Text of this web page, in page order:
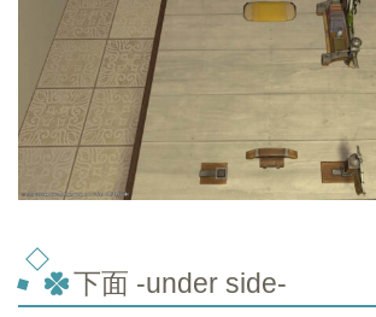
下面 -under side-